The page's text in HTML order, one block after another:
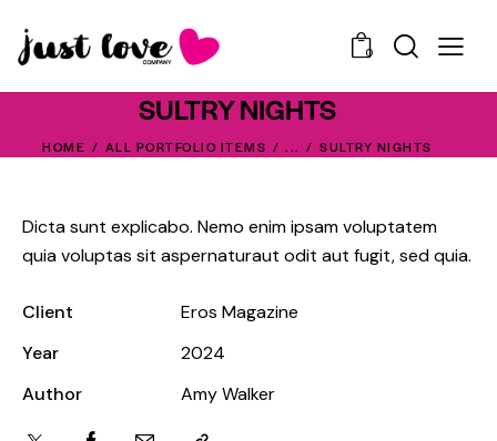
0
SULTRY NIGHTS
HOME ALL PORTFOLIO ITEMS ... SULTRY NIGHTS
Dicta sunt explicabo. Nemo enim ipsam voluptatem
quia voluptas sit aspernaturaut odit aut fugit, sed quia.
Client
Eros Magazine
Year
2024
Author
Amy Walker